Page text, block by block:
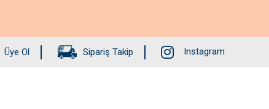
Üye Ol Sipariş Takip Instagram